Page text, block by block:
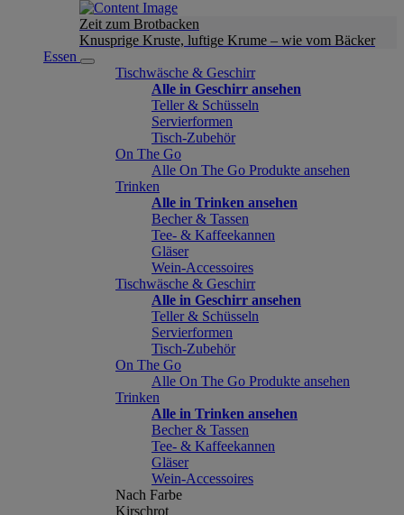
Zeit zum Brotbacken
Knusprige Kruste, luftige Krume – wie vom Bäcker
Essen
Tischwäsche & Geschirr
Alle in Geschirr ansehen
Teller & Schüsseln
Servierformen
Tisch-Zubehör
On The Go
Alle On The Go Produkte ansehen
Trinken
Alle in Trinken ansehen
Becher & Tassen
Tee- & Kaffeekannen
Gläser
Wein-Accessoires
Tischwäsche & Geschirr
Alle in Geschirr ansehen
Teller & Schüsseln
Servierformen
Tisch-Zubehör
On The Go
Alle On The Go Produkte ansehen
Trinken
Alle in Trinken ansehen
Becher & Tassen
Tee- & Kaffeekannen
Gläser
Wein-Accessoires
Nach Farbe
Kirschrot